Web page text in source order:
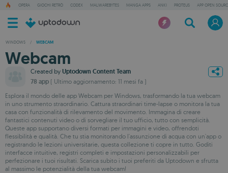
OPERA GIOCHI RETRÒ CODEX MALWAREBYTES MANGA APPS ANKI PROTEUS APP OPEN
WINDOWS / WEBCAM
Webcam
Created by Uptodown Content Team
78 app ( Ultimo aggiornamento: 11 mesi fa )
Esplora il mondo delle app Webcam per Windows, trasformando la tua webcam
in uno strumento straordinario. Cattura straordinari time-lapse o monitora la tua
casa con funzionalità di rilevamento del movimento. Immagina di creare
fantastici contenuti video o di sorvegliare il tuo ufficio, tutto con semplicità.
Queste app supportano diversi formati per immagini e video, offrendoti
flessibilità e qualità. Che tu stia monitorando l'assunzione di acqua con un'app o
registrando le lezioni universitarie, questa collezione ti copre in tutto. Goditi
interfacce intuitive, registri completi e impostazioni personalizzabili per
perfezionare i tuoi risultati. Scarica subito i tuoi preferiti da Uptodown e sfrutta
al massimo le potenzialità della tua webcam!